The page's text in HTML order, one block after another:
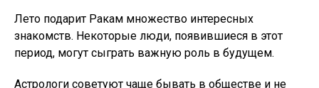
Лето подарит Ракам множество интересных
знакомств. Некоторые люди, появившиеся в этот
период, могут сыграть важную роль в будущем.
Астрологи советуют чаще бывать в обществе и не